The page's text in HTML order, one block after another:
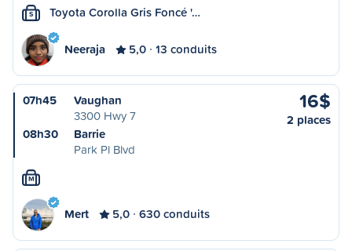
S Toyota Corolla Gris Foncé '…
Neeraja 5,0 13 conduits
07h45
Vaughan
3300 Hwy 7
08h30
Barrie
Park Pl Blvd
16$
2 places
M
Mert 5,0 630 conduits